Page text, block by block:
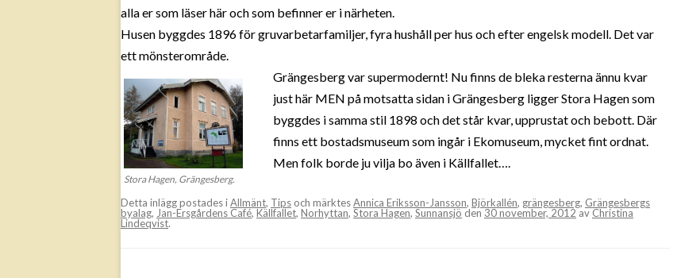
alla er som läser här och som befinner er i närheten.
Husen byggdes 1896 för gruvarbetarfamiljer, fyra hushåll per hus och efter engelsk modell. Det var
ett mönsterområde.
Stora Hagen, Grängesberg.
Grängesberg var supermodernt! Nu finns de bleka resterna ännu kvar
just här MEN på motsatta sidan i Grängesberg ligger Stora Hagen som
byggdes i samma stil 1898 och det står kvar, upprustat och bebott. Där
finns ett bostadsmuseum som ingår i Ekomuseum, mycket fint ordnat.
Men folk borde ju vilja bo även i Källfallet….
Detta inlägg postades iAllmänt, Tips och märktesAnnica Eriksson-Jansson, Björkallén, grängesberg, Grängesbergs
byalag, Jan-Ersgårdens Café, Källfallet, Norhyttan, Stora Hagen, Sunnansjö den 30 november, 2012 av Christina
Lindeqvist.